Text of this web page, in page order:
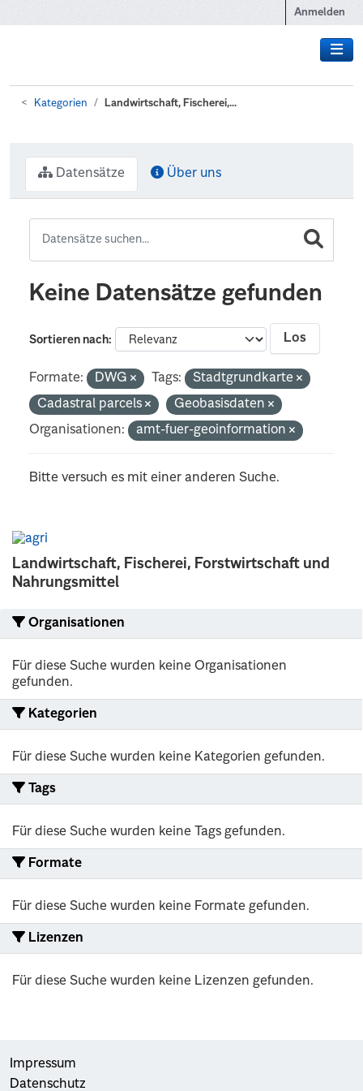
Anmelden
Kategorien Landwirtschaft, Fischerei,...
Landwirtschaft, Fischerei, Forstwirtschaft und
Nahrungsmittel
Organisationen
Für diese Suche wurden keine Organisationen
gefunden.
Kategorien
Für diese Suche wurden keine Kategorien gefunden.
Tags
Für diese Suche wurden keine Tags gefunden.
Formate
Für diese Suche wurden keine Formate gefunden.
Lizenzen
Für diese Suche wurden keine Lizenzen gefunden.
Datensätze Über uns
Keine Datensätze gefunden
Sortieren nach Los
Formate: DWG Tags:
Stadtgrundkarte
Cadastral parcels
Geobasisdaten
Organisationen:
amt-fuer-geoinformation
Bitte versuch es mit einer anderen Suche.
Impressum
Datenschutz